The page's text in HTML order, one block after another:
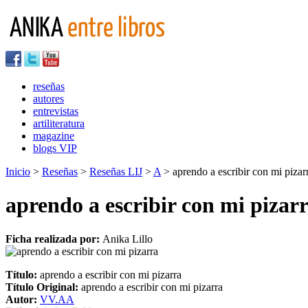
reseñas
autores
entrevistas
artiliteratura
magazine
blogs VIP
Inicio > Reseñas > Reseñas LIJ > A > aprendo a escribir con mi
aprendo a escribir con mi
Ficha realizada por: Anika Lillo
Título: aprendo a escribir con mi pizarra
Título Original: aprendo a escribir con mi pizarra
Autor: VV.AA